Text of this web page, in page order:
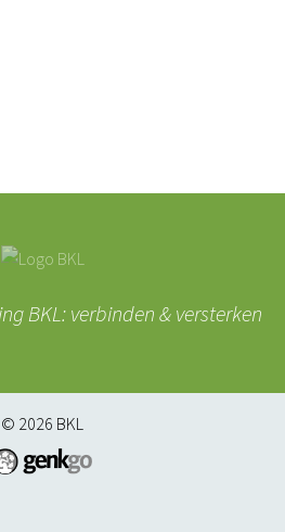
BKL: verbinden & versterken
© 2026 BKL